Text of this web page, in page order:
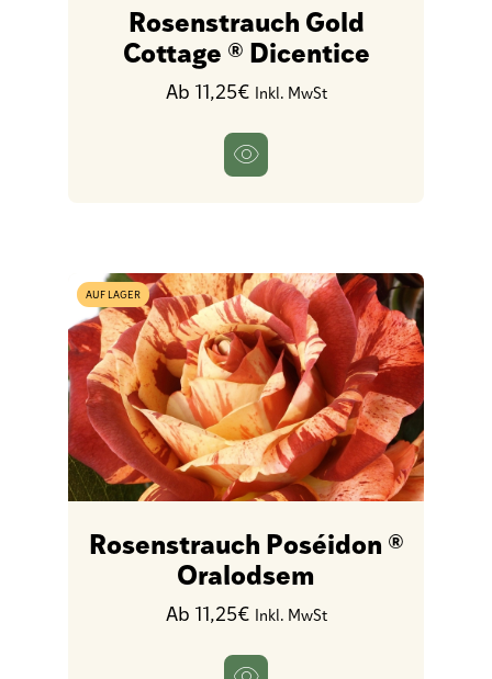
Rosenstrauch Gold
Cottage ® Dicentice
Ab 11,25€ Inkl. MwSt
AUF LAGER
Rosenstrauch Poséidon ®
Oralodsem
Ab 11,25€ Inkl. MwSt